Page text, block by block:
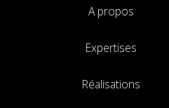
A propos
Expertises
Réalisations